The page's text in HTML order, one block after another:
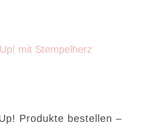
Produkte bestellen –